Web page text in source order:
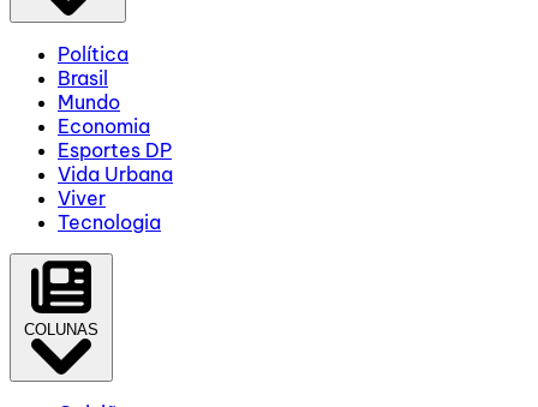
Política
Brasil
Mundo
Economia
Esportes DP
Vida Urbana
Viver
Tecnologia
COLUNAS